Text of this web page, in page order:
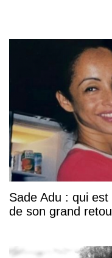
Sade Adu : qui est
de son grand